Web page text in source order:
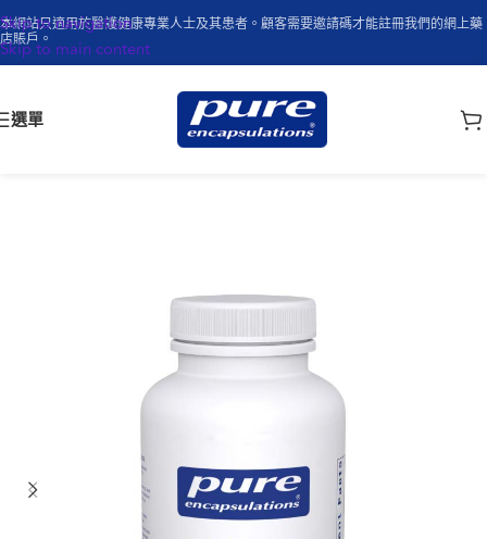
Skip to navigation
Skip to main content
本網站只適用於醫護健康專業人士及其患者。顧客需要邀請碼才能註冊我們的網上藥
店賬戶。
選單